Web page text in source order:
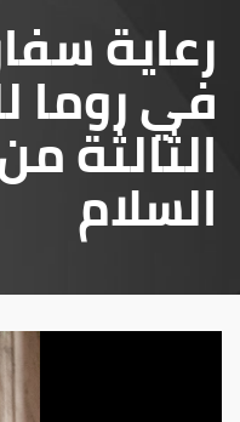
رعاية
في روما
الثالثة
السلام